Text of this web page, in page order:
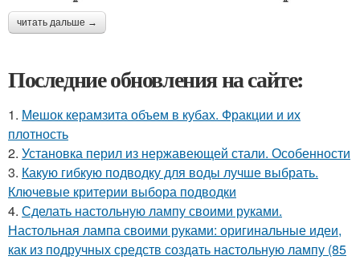
читать дальше →
Последние обновления на сайте:
1. Мешок керамзита объем в кубах. Фракции и их
плотность
2. Установка перил из нержавеющей стали. Особенности
3. Какую гибкую подводку для воды лучше выбрать.
Ключевые критерии выбора подводки
4. Сделать настольную лампу своими руками.
Настольная лампа своими руками: оригинальные идеи,
как из подручных средств создать настольную лампу (85